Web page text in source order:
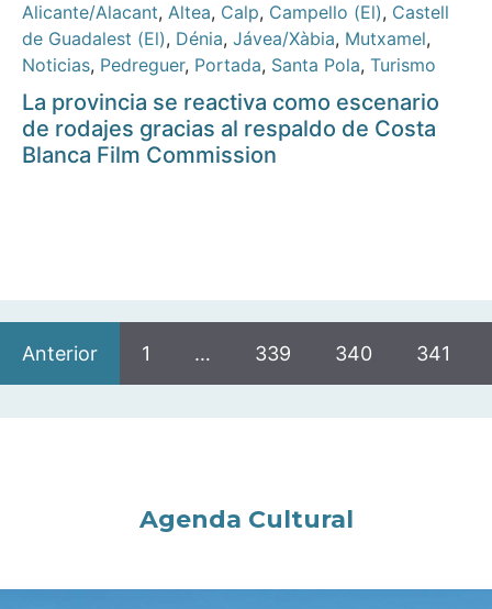
Alicante/Alacant, Altea, Calp, Campello (El), Castell
de Guadalest (El), Dénia, Jávea/Xàbia, Mutxamel,
Noticias, Pedreguer, Portada, Santa Pola, Turismo
La provincia se reactiva como escenario
de rodajes gracias al respaldo de Costa
Blanca Film Commission
Anterior 1 … 339 340 341
Agenda Cultural